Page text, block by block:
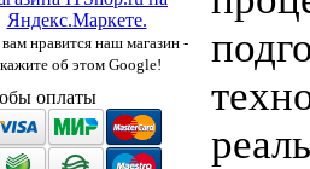
нравится наш магазин -
об этом Google!
оплаты